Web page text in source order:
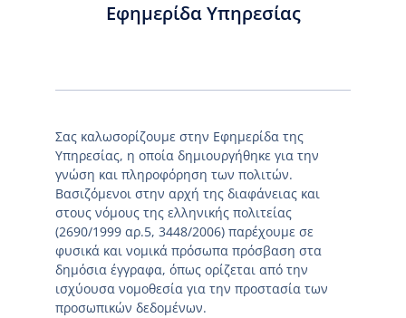
Εφημερίδα Υπηρεσίας
Σας καλωσορίζουμε στην Εφημερίδα της
Υπηρεσίας, η οποία δημιουργήθηκε για την
γνώση και πληροφόρηση των πολιτών.
Βασιζόμενοι στην αρχή της διαφάνειας και
στους νόμους της ελληνικής πολιτείας
(2690/1999 αρ.5, 3448/2006) παρέχουμε σε
φυσικά και νομικά πρόσωπα πρόσβαση στα
δημόσια έγγραφα, όπως ορίζεται από την
ισχύουσα νομοθεσία για την προστασία των
προσωπικών δεδομένων.